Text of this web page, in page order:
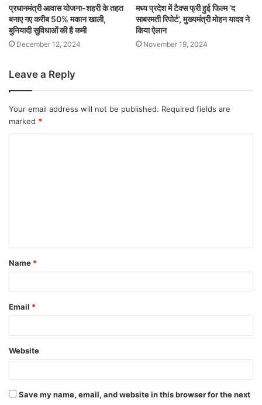
प्रधानमंत्री आवास योजना-शहरी के तहत
बनाए गए करीब 50% मकान खाली,
बुनियादी सुविधाओं की है कमी
December 12, 2024
मध्य प्रदेश में टैक्स फ्री हुई फिल्म ‘द
साबरमती रिपोर्ट’, मुख्यमंत्री मोहन यादव ने
किया ऐलान
November 19, 2024
Leave a Reply
Your email address will not be published. Required fields are
marked *
Name *
Email *
Website
Save my name, email, and website in this browser for the next